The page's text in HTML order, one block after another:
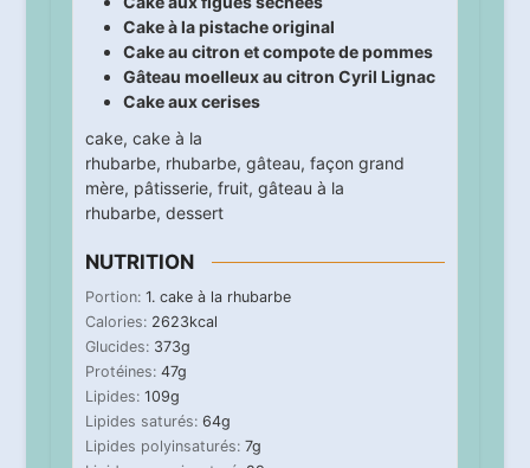
Cake à la pistache original
Cake au citron et compote de pommes
Gâteau moelleux au citron Cyril Lignac
Cake aux cerises
cake, cake à la
rhubarbe, rhubarbe, gâteau, façon grand
mère, pâtisserie, fruit, gâteau à la
rhubarbe, dessert
NUTRITION
Portion: 1. cake à la rhubarbe
Calories: 2623kcal
Glucides: 373g
Protéines: 47g
Lipides: 109g
Lipides saturés: 64g
Lipides polyinsaturés: 7g